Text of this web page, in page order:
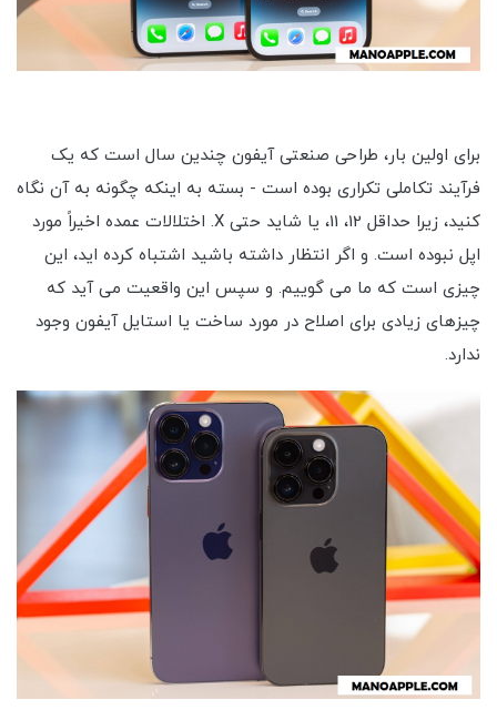
برای اولین بار، طراحی صنعتی آیفون چندین سال است که یک
فرآیند تکاملی تکراری بوده است - بسته به اینکه چگونه به آن نگاه
کنید، زیرا حداقل 12، 11، یا شاید حتی X. اختلالات عمده اخیراً مورد
اپل نبوده است. و اگر انتظار داشته باشید اشتباه کرده اید، این
چیزی است که ما می گوییم. و سپس این واقعیت می آید که
چیزهای زیادی برای اصلاح در مورد ساخت یا استایل آیفون وجود
ندارد.